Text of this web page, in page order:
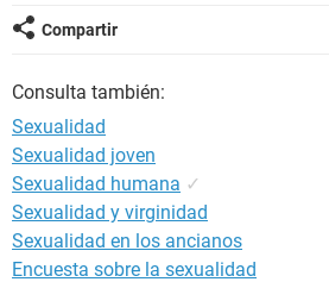
GLOSARIO
Compartir
Consulta también:
Sexualidad
Sexualidad joven
Sexualidad humana ✓
Sexualidad y virginidad
Sexualidad en los ancianos
Encuesta sobre la sexualidad